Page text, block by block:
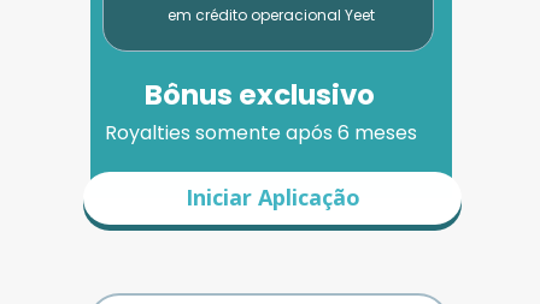
Iniciar Aplicação
Bônus exclusivo
em crédito operacional Yeet
Royalties somente após 6 meses